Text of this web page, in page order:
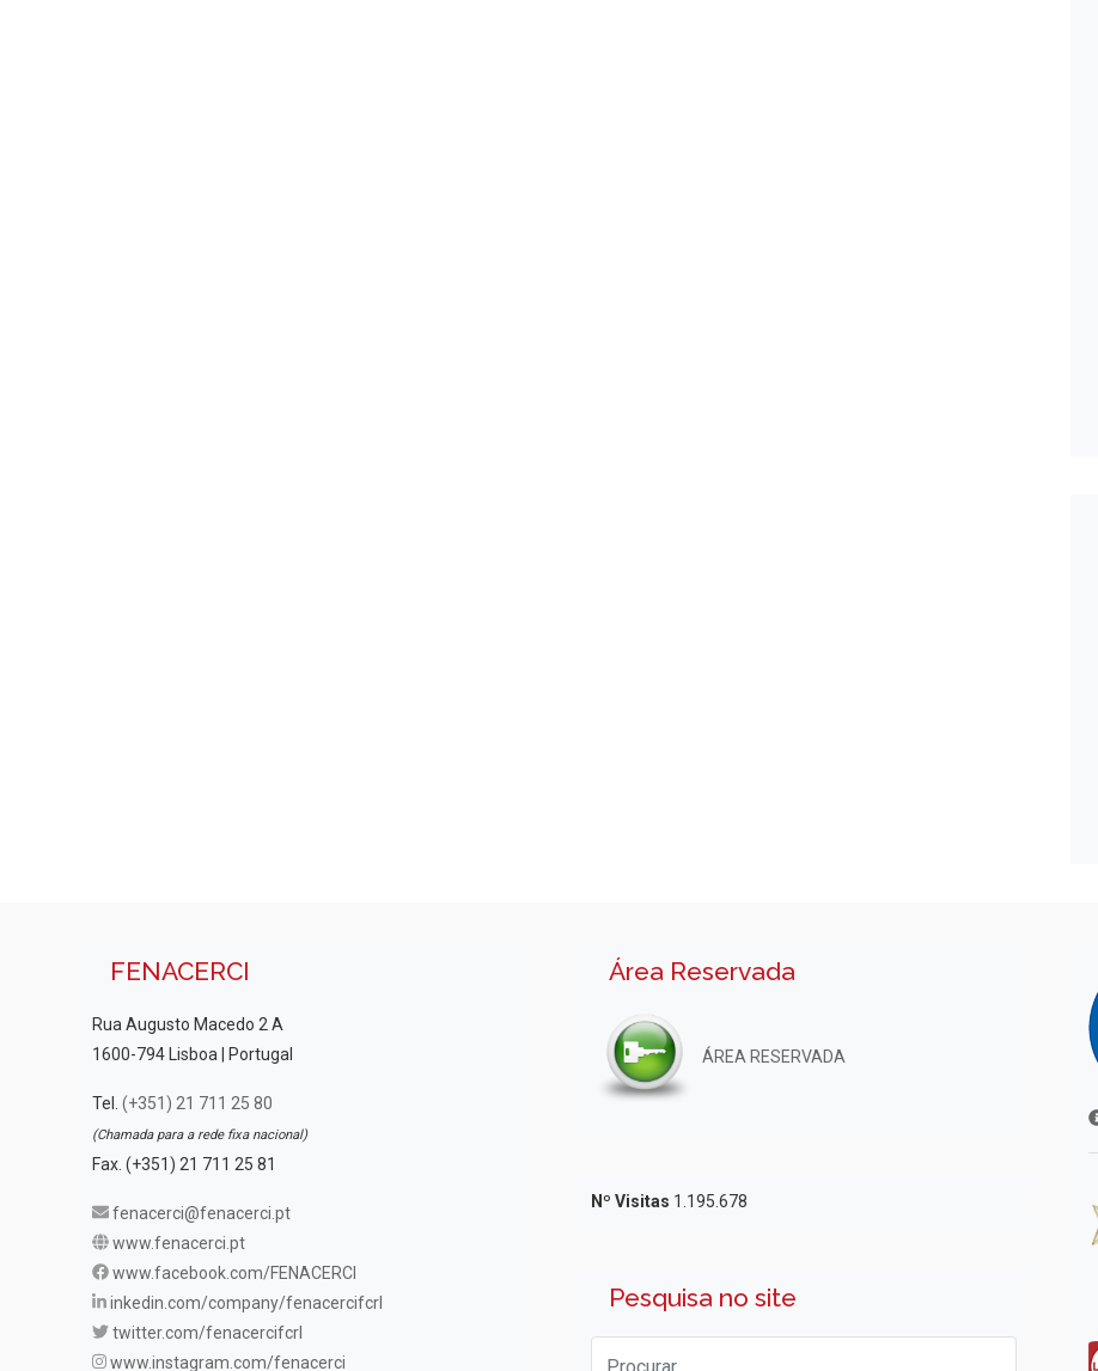
FENACERCI
Rua Augusto Macedo 2 A
1600-794 Lisboa | Portugal
Tel. (+351) 21 711 25 80
(Chamada para a rede fixa nacional)
Fax. (+351) 21 711 25 81
fenacerci@fenacerci.pt
www.fenacerci.pt
www.facebook.com/FENACERCI
inkedin.com/company/fenacercifcrl
twitter.com/fenacercifcrl
www.instagram.com/fenacerci
Área Reservada
ÁREA RESERVADA
Nº Visitas 1.195.678
Pesquisa no site